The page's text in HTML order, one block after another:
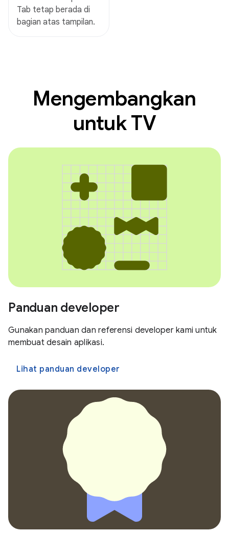
Tab tetap berada di
bagian atas tampilan.
Mengembangkan
untuk TV
Panduan developer
Gunakan panduan dan referensi developer kami untuk
membuat desain aplikasi.
Lihat panduan developer